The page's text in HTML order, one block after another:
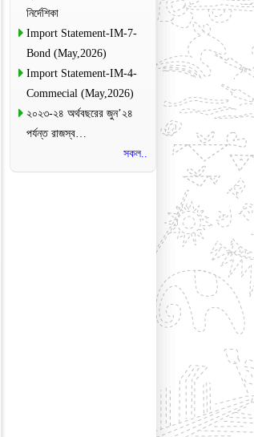
নির্দেশিকা
Import Statement-IM-7-
Bond (May,2026)
Import Statement-IM-4-
Commecial (May,2026)
২০২৩-২৪ অর্থবছরের জুন’২৪
পর্যন্ত রাজস্ব…
সকল..